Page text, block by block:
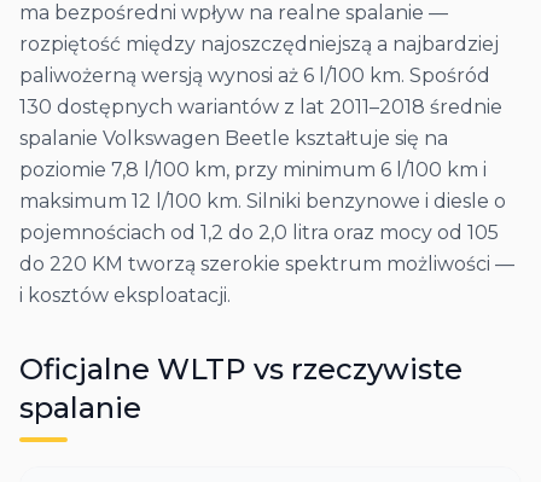
ma bezpośredni wpływ na realne spalanie —
rozpiętość między najoszczędniejszą a najbardziej
paliwożerną wersją wynosi aż 6 l/100 km. Spośród
130 dostępnych wariantów z lat 2011–2018 średnie
spalanie Volkswagen Beetle kształtuje się na
poziomie 7,8 l/100 km, przy minimum 6 l/100 km i
maksimum 12 l/100 km. Silniki benzynowe i diesle o
pojemnościach od 1,2 do 2,0 litra oraz mocy od 105
do 220 KM tworzą szerokie spektrum możliwości —
i kosztów eksploatacji.
Oficjalne WLTP vs rzeczywiste
spalanie